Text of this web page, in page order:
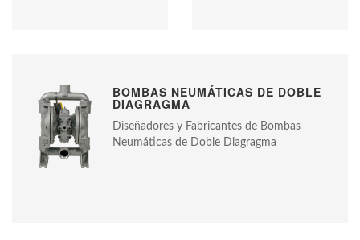
BOMBAS NEUMÁTICAS DE DOBLE
DIAGRAGMA
Diseñadores y Fabricantes de Bombas
Neumáticas de Doble Diagragma